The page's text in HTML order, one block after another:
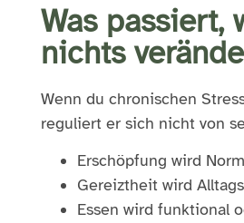
Was passiert,
nichts
Wenn du chronischen
reguliert er sich nicht von
Erschöpfung wird
Gereiztheit wird
Essen wird funktional